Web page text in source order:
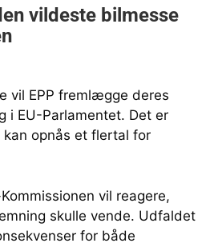
vil EPP fremlægge deres
i EU-Parlamentet. Det er
opnås et flertal for
vil reagere,
skulle vende. Udfaldet
for både